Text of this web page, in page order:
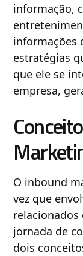
informação,
informações
estratégias
que ele se
empresa,
O inbound
vez que
jornada de
dois